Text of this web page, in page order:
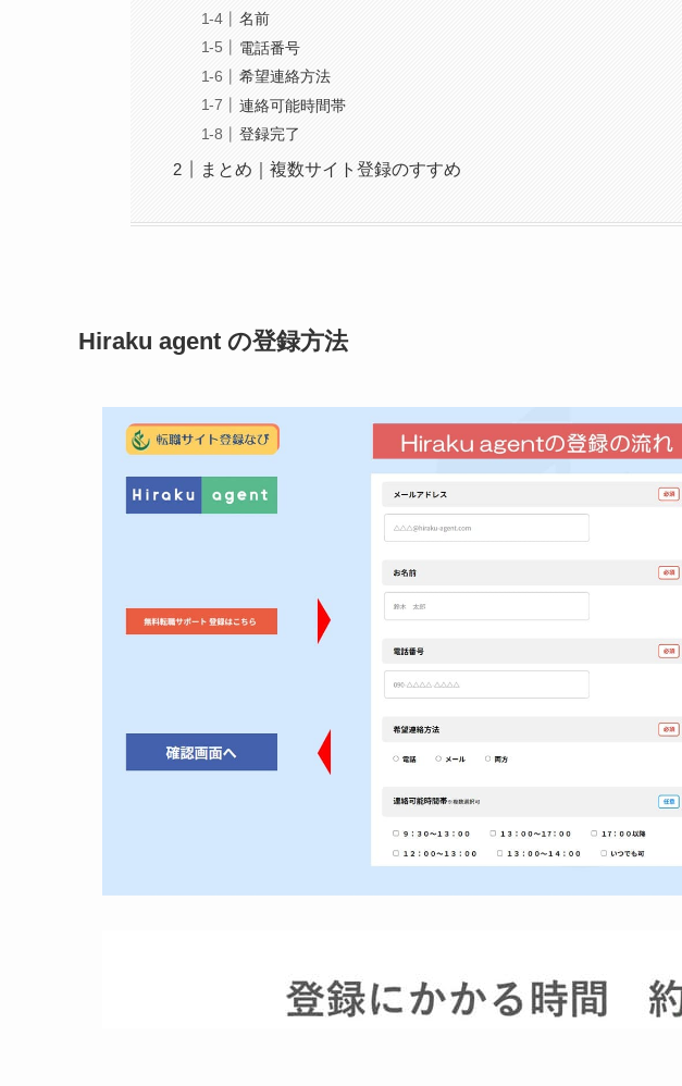
名前
電話番号
希望連絡方法
連絡可能時間帯
登録完了
まとめ｜複数サイト登録のすすめ
Hiraku agent の登録方法